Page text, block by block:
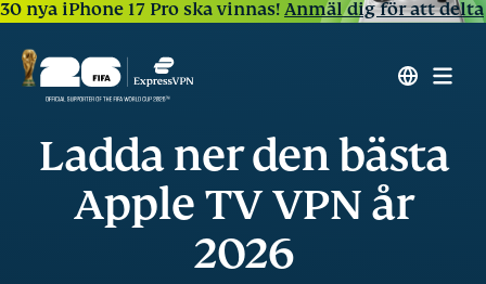
30 nya iPhone 17 Pro ska vinnas!Anmäl dig för att delta
Ladda ner den bästa
Apple TV VPN år
2026